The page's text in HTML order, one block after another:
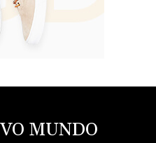
MUNDO